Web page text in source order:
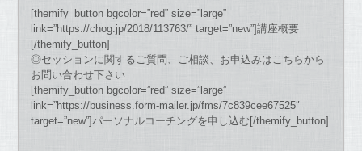
[themify_button bgcolor=”red” size=”large”
link=”https://chog.jp/2018/113763/” target=”new”]講座概要
[/themify_button]
◎セッションに関するご質問、ご相談、お申込みはこちらから
お問い合わせ下さい
[themify_button bgcolor=”red” size=”large”
link=”https://business.form-mailer.jp/fms/7c839cee67525″
target=”new”]パーソナルコーチングを申し込む[/themify_button]